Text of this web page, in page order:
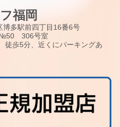
福岡
博多駅前四丁目16番6号
№50 306号室
歩5分、近くにパーキングあ